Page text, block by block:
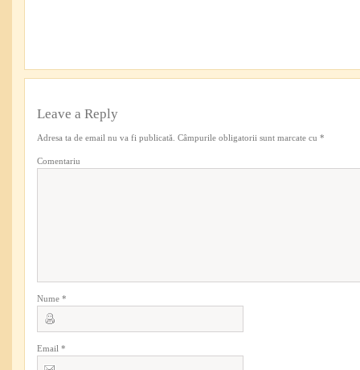
Leave a Reply
Adresa ta de email nu va fi publicată. Câmpurile obligatorii sunt marcate cu *
Comentariu
Nume *
Email *